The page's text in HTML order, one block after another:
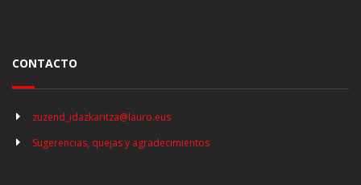
CONTACTO
zuzend_idazkaritza@lauro.eus
Sugerencias, quejas y agradecimientos